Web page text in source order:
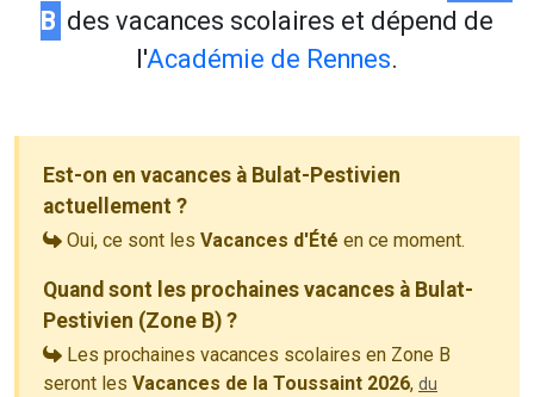
B des vacances scolaires et dépend de
l'Académie de Rennes.
Est-on en vacances à Bulat-Pestivien
actuellement ?
Oui, ce sont les Vacances d'Été en ce moment.
Quand sont les prochaines vacances à Bulat-
Pestivien (Zone B) ?
Les prochaines vacances scolaires en Zone B
seront les Vacances de la Toussaint 2026, du